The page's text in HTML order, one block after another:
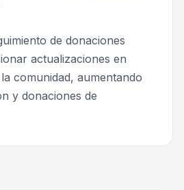
de donaciones
actualizaciones en
comunidad, aumentando
y donaciones de